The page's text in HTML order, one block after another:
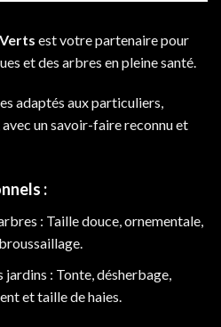
est votre partenaire pour
et des arbres en pleine santé.
adaptés aux particuliers,
un savoir-faire reconnu et
:
: Taille douce, ornementale,
: Tonte, désherbage,
et taille de haies.